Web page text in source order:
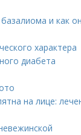
и как
характера
диабета
на лице: